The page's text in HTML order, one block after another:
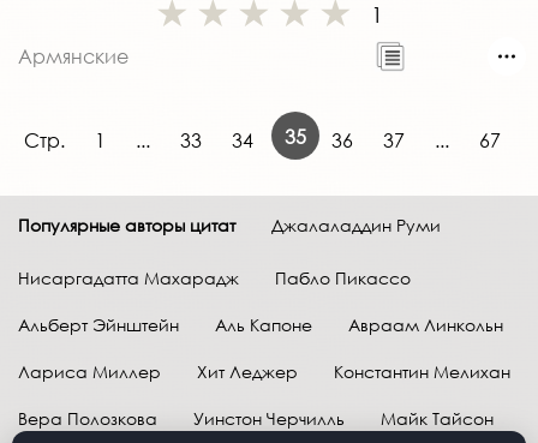
1
Армянские
Стр. 1 ... 33 34 35 36 37 ... 67
Популярные авторы цитат Джалаладдин Руми
Нисаргадатта Махарадж Пабло Пикассо
Альберт Эйнштейн Аль Капоне Авраам Линкольн
Лариса Миллер Хит Леджер Константин Мелихан
Вера Полозкова Уинстон Черчилль Майк Тайсон